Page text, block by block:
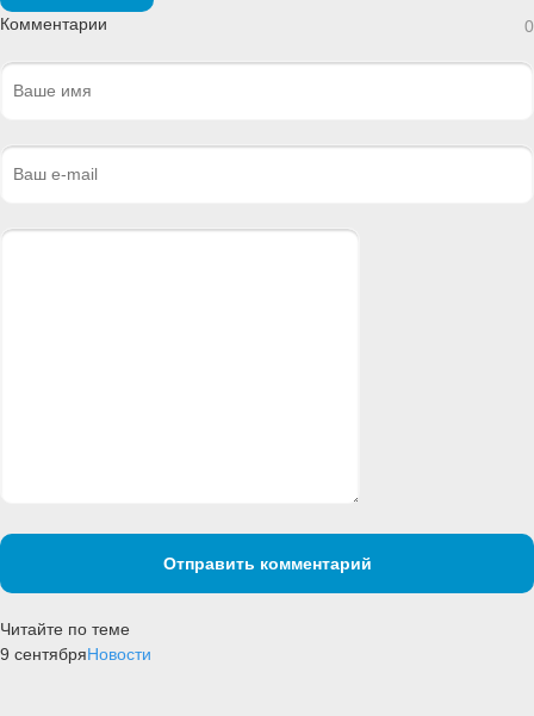
Комментарии 0
Отправить комментарий
Читайте по теме
9 сентябряНовости